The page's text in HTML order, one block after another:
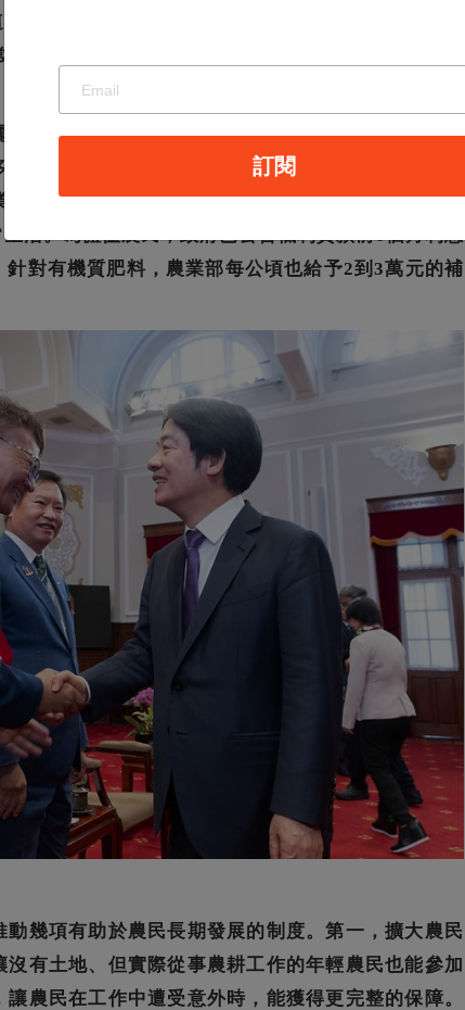
雨量最多的2個縣市，農業受損也最嚴重。中央災害
苦，指揮若定，協調調度各項防災資源，發揮相當
副院長、政務委員兼公共工程委員會陳金德主任委
縣市視察，農損災情的確非常嚴重。因此，第一時
然災害現金救助以及低利貸款」，希望能減少農民
活。為體恤農民，政府已公告低利貸款前6個月利息
對有機質肥料，農業部每公頃也給予2到3萬元的補
幾項有助於農民長期發展的制度。第一，擴大農民
有土地、但實際從事農耕工作的年輕農民也能參加
農民在工作中遭受意外時，能獲得更完整的保障。
訂閱